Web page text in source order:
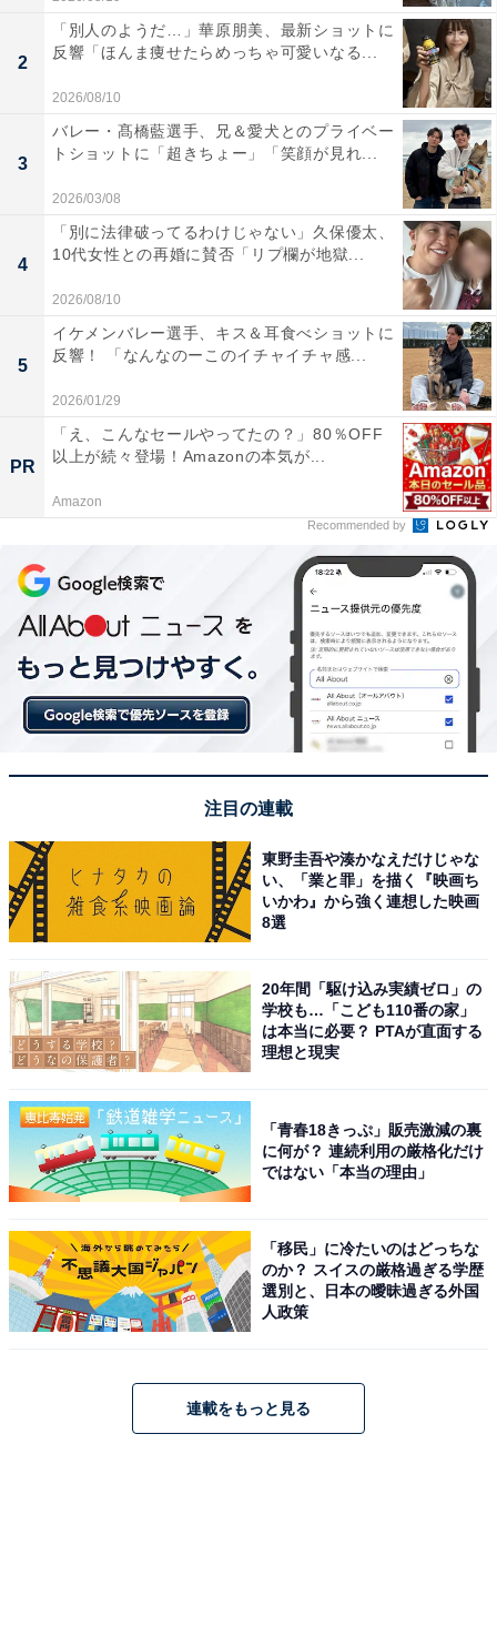
2
「別人のようだ…」華原朋美、最新ショットに
反響「ほんま痩せたらめっちゃ可愛いなる...
2026/08/10
3
バレー・髙橋藍選手、兄＆愛犬とのプライベー
トショットに「超きちょー」「笑顔が見れ...
2026/03/08
4
「別に法律破ってるわけじゃない」久保優太、
10代女性との再婚に賛否「リプ欄が地獄...
2026/08/10
5
イケメンバレー選手、キス＆耳食べショットに
反響！ 「なんなのーこのイチャイチャ感...
2026/01/29
PR
「え、こんなセールやってたの？」80％OFF
以上が続々登場！Amazonの本気が...
Amazon
Recommended by
注目の連載
東野圭吾や湊かなえだけじゃな
い、「業と罪」を描く『映画ち
いかわ』から強く連想した映画
8選
20年間「駆け込み実績ゼロ」の
学校も…「こども110番の家」
は本当に必要？ PTAが直面する
理想と現実
「青春18きっぷ」販売激減の裏
に何が？ 連続利用の厳格化だけ
ではない「本当の理由」
「移民」に冷たいのはどっちな
のか？ スイスの厳格過ぎる学歴
選別と、日本の曖昧過ぎる外国
人政策
連載をもっと見る